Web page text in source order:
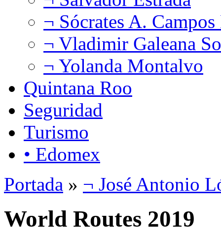
¬ Sócrates A.
¬ Vladimir Galeana
¬ Yolanda Montalvo
Quintana Roo
Seguridad
Turismo
• Edomex
Portada » ¬ José Antonio
World Routes 2019